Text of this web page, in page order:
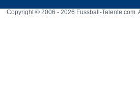
Copyright © 2006 - 2026 Fussball-Talente.com.